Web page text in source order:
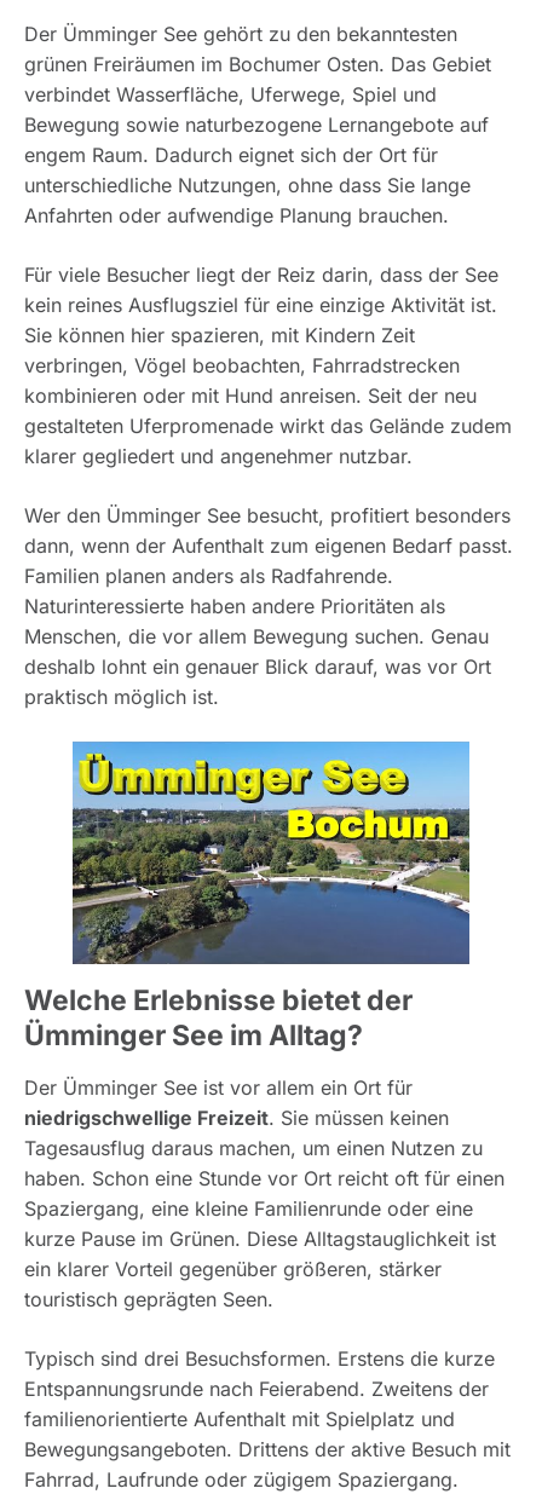
Der Ümminger See gehört zu den bekanntesten
grünen Freiräumen im Bochumer Osten. Das Gebiet
verbindet Wasserfläche, Uferwege, Spiel und
Bewegung sowie naturbezogene Lernangebote auf
engem Raum. Dadurch eignet sich der Ort für
unterschiedliche Nutzungen, ohne dass Sie lange
Anfahrten oder aufwendige Planung brauchen.
Für viele Besucher liegt der Reiz darin, dass der See
kein reines Ausflugsziel für eine einzige Aktivität ist.
Sie können hier spazieren, mit Kindern Zeit
verbringen, Vögel beobachten, Fahrradstrecken
kombinieren oder mit Hund anreisen. Seit der neu
gestalteten Uferpromenade wirkt das Gelände zudem
klarer gegliedert und angenehmer nutzbar.
Wer den Ümminger See besucht, profitiert besonders
dann, wenn der Aufenthalt zum eigenen Bedarf passt.
Familien planen anders als Radfahrende.
Naturinteressierte haben andere Prioritäten als
Menschen, die vor allem Bewegung suchen. Genau
deshalb lohnt ein genauer Blick darauf, was vor Ort
praktisch möglich ist.
Welche Erlebnisse bietet der
Ümminger See im Alltag?
Der Ümminger See ist vor allem ein Ort für
niedrigschwellige Freizeit. Sie müssen keinen
Tagesausflug daraus machen, um einen Nutzen zu
haben. Schon eine Stunde vor Ort reicht oft für einen
Spaziergang, eine kleine Familienrunde oder eine
kurze Pause im Grünen. Diese Alltagstauglichkeit ist
ein klarer Vorteil gegenüber größeren, stärker
touristisch geprägten Seen.
Typisch sind drei Besuchsformen. Erstens die kurze
Entspannungsrunde nach Feierabend. Zweitens der
familienorientierte Aufenthalt mit Spielplatz und
Bewegungsangeboten. Drittens der aktive Besuch mit
Fahrrad, Laufrunde oder zügigem Spaziergang.